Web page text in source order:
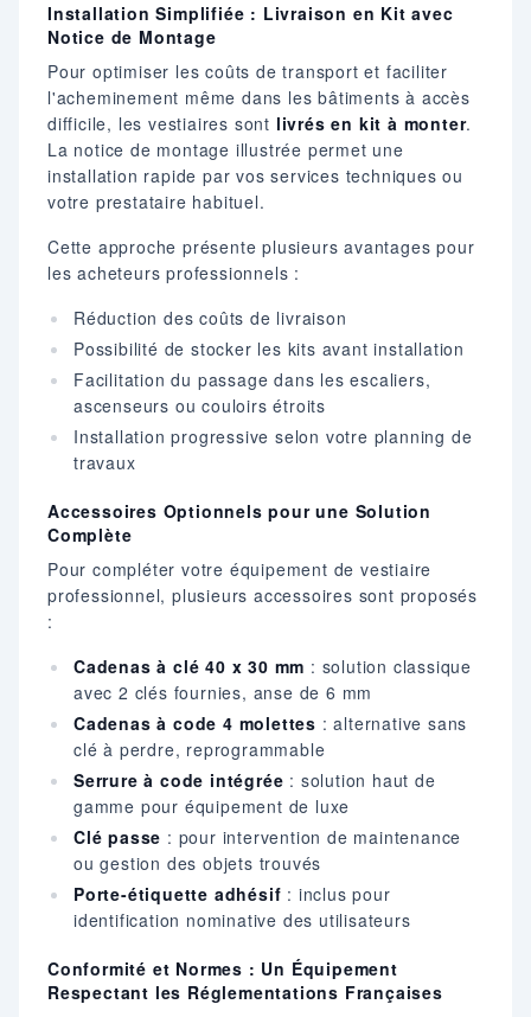
Installation Simplifiée : Livraison en Kit avec
Notice de Montage
Pour optimiser les coûts de transport et faciliter
l'acheminement même dans les bâtiments à accès
difficile, les vestiaires sont livrés en kit à monter.
La notice de montage illustrée permet une
installation rapide par vos services techniques ou
votre prestataire habituel.
Cette approche présente plusieurs avantages pour
les acheteurs professionnels :
Réduction des coûts de livraison
Possibilité de stocker les kits avant installation
Facilitation du passage dans les escaliers,
ascenseurs ou couloirs étroits
Installation progressive selon votre planning de
travaux
Accessoires Optionnels pour une Solution
Complète
Pour compléter votre équipement de vestiaire
professionnel, plusieurs accessoires sont proposés
:
Cadenas à clé 40 x 30 mm : solution classique
avec 2 clés fournies, anse de 6 mm
Cadenas à code 4 molettes : alternative sans
clé à perdre, reprogrammable
Serrure à code intégrée : solution haut de
gamme pour équipement de luxe
Clé passe : pour intervention de maintenance
ou gestion des objets trouvés
Porte-étiquette adhésif : inclus pour
identification nominative des utilisateurs
Conformité et Normes : Un Équipement
Respectant les Réglementations Françaises